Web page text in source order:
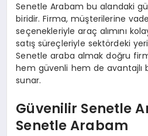
Senetle Arabam bu alandaki
biridir. Firma, müşterilerine
seçenekleriyle araç alımını
satış süreçleriyle sektördeki
Senetle araba almak doğru
hem güvenli hem de avantajlı
sunar.
Güvenilir Senetle
Senetle Arabam